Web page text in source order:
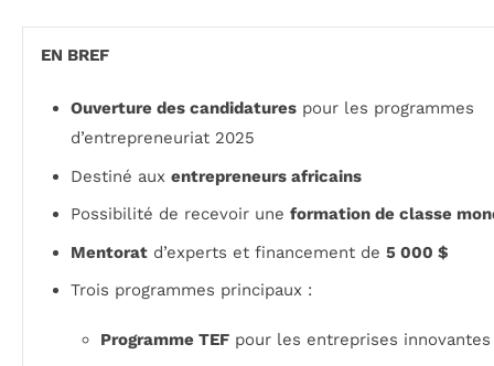
EN BREF
Ouverture des candidatures pour les programmes
d’entrepreneuriat 2025
Destiné aux entrepreneurs africains
Possibilité de recevoir une formation de classe
Mentorat d’experts et financement de 5 000 $
Trois programmes principaux :
Programme TEF pour les entreprises innovantes